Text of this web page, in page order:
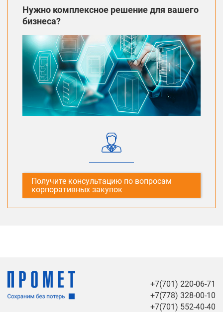
Нужно комплексное решение для вашего
бизнеса?
Получите консультацию по вопросам
корпоративных закупок
+7(701) 220-06-71
+7(778) 328-00-10
+7(701) 552-40-40